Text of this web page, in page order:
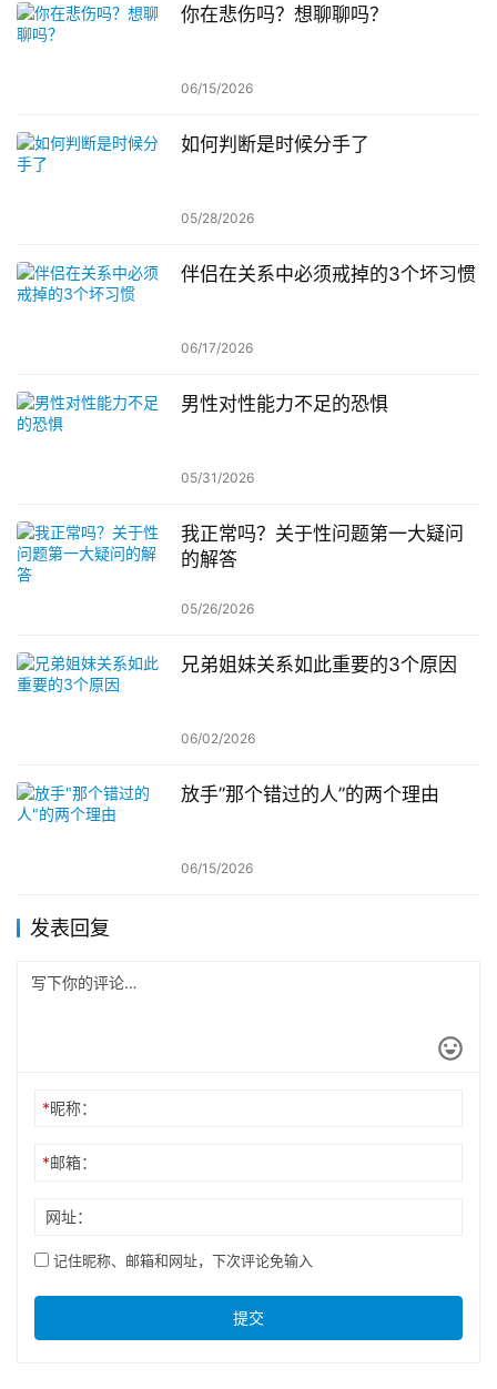
你在悲伤吗？想聊聊吗？
06/15/2026
如何判断是时候分手了
05/28/2026
伴侣在关系中必须戒掉的3个坏习惯
06/17/2026
男性对性能力不足的恐惧
05/31/2026
我正常吗？关于性问题第一大疑问
的解答
05/26/2026
兄弟姐妹关系如此重要的3个原因
06/02/2026
放手”那个错过的人”的两个理由
06/15/2026
发表回复
*昵称：
*邮箱：
网址：
记住昵称、邮箱和网址，下次评论免输入
提交